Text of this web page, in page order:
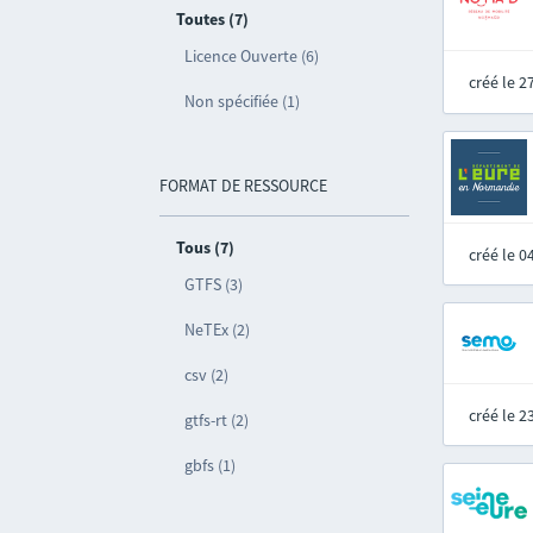
Toutes (7)
Licence Ouverte (6)
Non spécifiée (1)
FORMAT DE RESSOURCE
Tous (7)
GTFS (3)
NeTEx (2)
csv (2)
gtfs-rt (2)
gbfs (1)
créé le
créé le
créé le